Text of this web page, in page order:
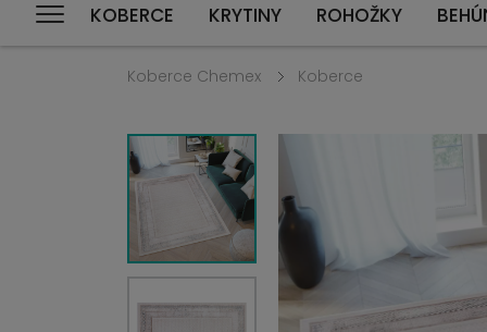
KOBERCE KRYTINY ROHOŽKY
Koberce Chemex Koberce